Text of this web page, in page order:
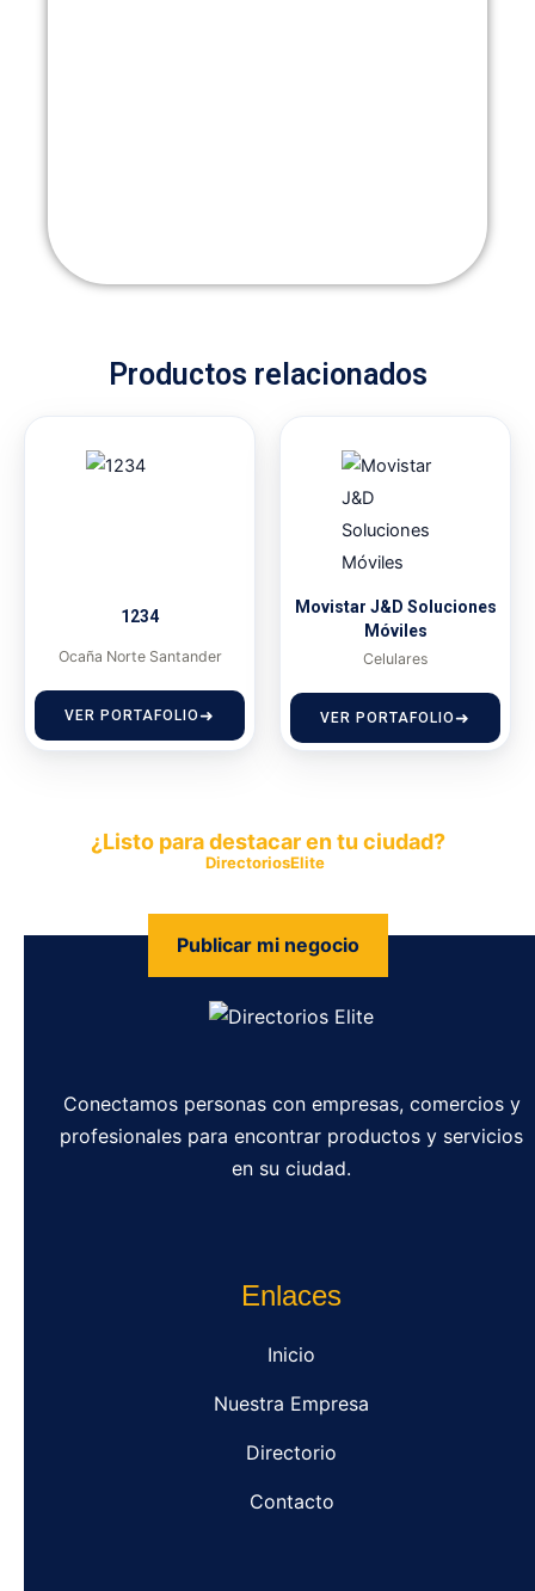
Productos relacionados
1234
Ocaña Norte Santander
VER PORTAFOLIO
Movistar J&D Soluciones
Móviles
Celulares
VER PORTAFOLIO
¿Listo para destacar en tu ciudad?
DirectoriosElite
Publicar mi negocio
Conectamos personas con empresas, comercios y
profesionales para encontrar productos y servicios
en su ciudad.
Enlaces
Inicio
Nuestra Empresa
Directorio
Contacto